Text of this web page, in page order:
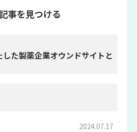
事を見つける
た製薬企業オウンドサイトと
2024.07.17